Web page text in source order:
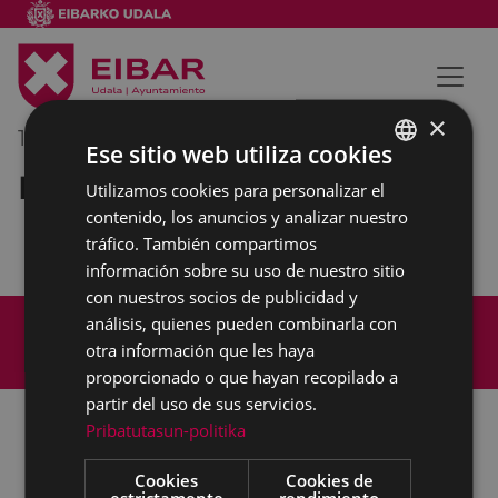
10/10/2022
Reunión interna municipal
Aviso legal
Política de cookies
Accesibilidad
BASQUE
SPANISH
×
Ese sitio web utiliza cookies
Utilizamos cookies para personalizar el
contenido, los anuncios y analizar nuestro
tráfico. También compartimos
información sobre su uso de nuestro sitio
con nuestros socios de publicidad y
análisis, quienes pueden combinarla con
otra información que les haya
proporcionado o que hayan recopilado a
partir del uso de sus servicios.
Pribatutasun-politika
Cookies
Cookies de